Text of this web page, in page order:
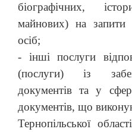
біографічних,
майнових) на
осіб;
- інші послуги
(послуги) із
документів та у
документів, що
Тернопільської